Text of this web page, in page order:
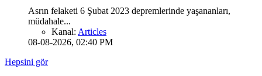
Asrın felaketi 6 Şubat 2023 depremlerinde yaşananları,
müdahale...
Kanal: Articles
08-08-2026, 02:40 PM
Hepsini gör